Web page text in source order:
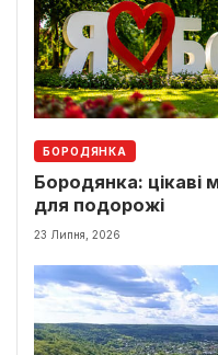
БОРОДЯНКА
Бородянка: цікаві
для подорожі
23 Липня, 2026